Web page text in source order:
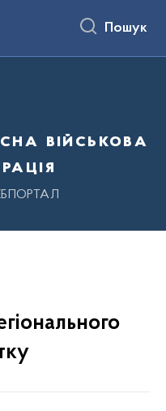
Пошук
військова